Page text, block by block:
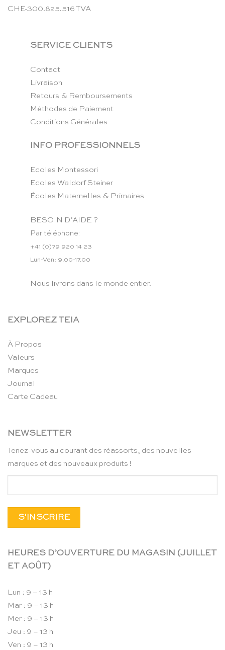
CHE-300.825.516 TVA
SERVICE CLIENTS
Contact
Livraison
Retours & Remboursements
Méthodes de Paiement
Conditions Générales
INFO PROFESSIONNELS
Ecoles Montessori
Ecoles Waldorf Steiner
Écoles Maternelles & Primaires
BESOIN D’AIDE ?
Par téléphone:
+41 (0)79 920 14 23
Lun-Ven: 9.00-17.00
Nous livrons dans le monde entier.
EXPLOREZ TEIA
À Propos
Valeurs
Marques
Journal
Carte Cadeau
NEWSLETTER
Tenez-vous au courant des réassorts, des nouvelles
marques et des nouveaux produits !
HEURES D’OUVERTURE DU MAGASIN (JUILLET
ET AOÛT)
Lun : 9 – 13 h
Mar : 9 – 13 h
Mer : 9 – 13 h
Jeu : 9 – 13 h
Ven : 9 – 13 h